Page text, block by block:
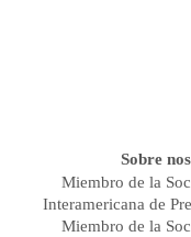
Sobre
Miembro de la
Interamericana de
Miembro de la